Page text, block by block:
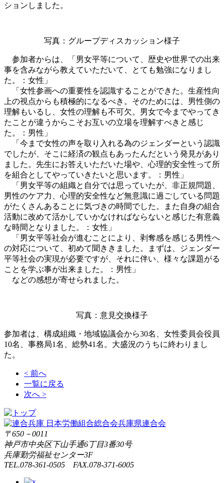
ションしました。
写真：グループディスカッション様子
参加者からは、「男女平等について、歴史や世界での出来
事を含みながら教えていただいて、とても勉強になりまし
た。：女性」
「女性参画への重要性を認識することができた。生産性向
上の視点からも積極的になるべき。そのためには、男性側の
理解もいるし、女性の理解も不可欠。男女で今までやってき
たことが違うからこそお互いの立場を理解すべきと感じ
た。：男性」
「今まで女性の声を取り入れる為のジェンダーという認識
でしたが、そこに経済の観点もあったんだという発見があり
ました。先生にお答えいただいた場や、心理的安全性って所
を組合としてやっていきたいと思います。：男性」
「男女平等の組織と自分では思っていたが、非正規問題、
男性のケア力、心理的安全性など無意識に過ごしている問題
がたくさんあることに気づきの時間でした。また自身の組合
活動に改めて活かしていかなければならないと感じた有意義
な時間となりました。：女性」
「男女平等社会が進むことにより、剥奪感を感じる男性へ
の対応について、初めて聞ききました。まずは、ジェンダー
平等社会の実現が必要ですが、それに伴い、様々な課題がる
ことを学ぶ事が出来ました。：男性」
などの感想が寄せられました。
写真：意見交換様子
参加者は、構成組織・地域協議会から30名、女性委員会役員
10名、事務局1名、総勢41名。大盛況のうちに終わりまし
た。
< 前へ
一覧に戻る
次へ >
〒650－0011
神戸市中央区下山手通6丁目3番30号
兵庫勤労福祉センター3F
TEL.078-361-0505 FAX.078-371-6005